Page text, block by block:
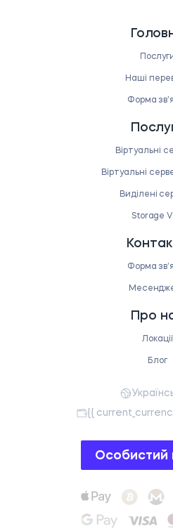
Наші
Форма
Віртуальні
Віртуальні
Виділені
Storage
Форма
Про
Локації
Блог
{{
Особистий